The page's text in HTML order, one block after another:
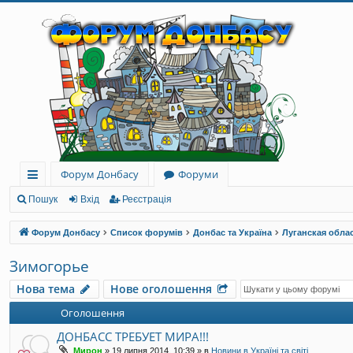
ви
дк
и
й
до
ст
уп
Форум Донбасу
Форуми
Пошук Вхід Реєстрація
Форум Донбасу Список форумів Донбас та Україна Луганская
Зимогорье
Нова тема Нове оголошення
Оголошення
ДОНБАСС ТРЕБУЕТ МИРА!!!
Мирон » 19 липня 2014, 10:39 » в Новини в Україні та світі